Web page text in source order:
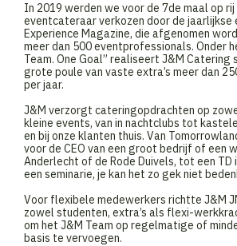
In 2019 werden we voor de 7de maal op
eventcateraar verkozen door de jaarlijkse
Experience Magazine, die afgenomen
meer dan 500 eventprofessionals. Onder
Team. One Goal” realiseert J&M Catering
grote poule van vaste extra’s meer dan
per jaar.
J&M verzorgt cateringopdrachten op
kleine events, van in nachtclubs tot
en bij onze klanten thuis. Van
voor de CEO van een groot bedrijf of een
Anderlecht of de Rode Duivels, tot een TD
een seminarie, je kan het zo gek niet
Voor flexibele medewerkers richtte J&M
zowel studenten, extra’s als flexi-
om het J&M Team op regelmatige of
basis te vervoegen.